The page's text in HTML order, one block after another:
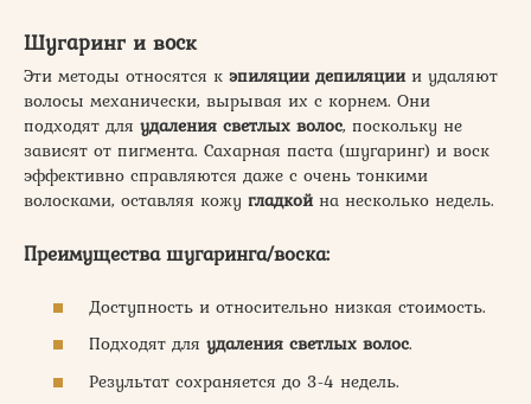
Шугаринг и воск
Эти методы относятся к эпиляции депиляциии удаляют
волосы механически, вырывая их с корнем. Они
подходят для удаления светлых волос, поскольку не
зависят от пигмента. Сахарная паста (шугаринг) и воск
эффективно справляются даже с очень тонкими
волосками, оставляя кожу гладкойна несколько недель.
Преимущества шугаринга/воска:
Доступность и относительно низкая стоимость.
Подходят для удаления светлых волос.
Результат сохраняется до 3-4 недель.